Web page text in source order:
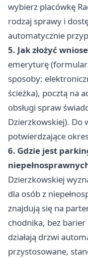
wybierz placówkę
rodzaj sprawy i
automatycznie
5. Jak złożyć
emeryturę
sposoby:
ścieżka), pocztą na
obsługi spraw
Dzierzkowskiej). Do
potwierdzające
6. Gdzie jest
Dzierzkowskiej
dla osób z
znajdują się na
chodnika, bez
działają drzwi
przystosowane,